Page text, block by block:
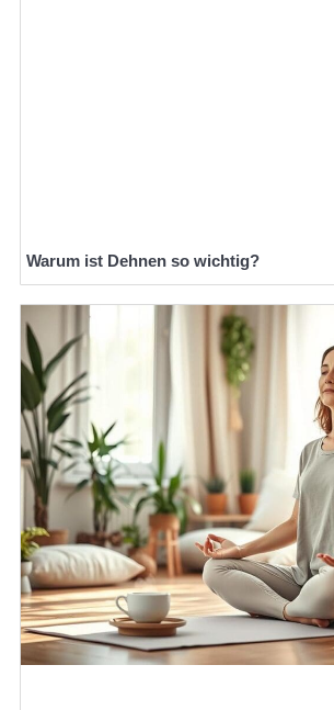
Warum ist Dehnen so wichtig?